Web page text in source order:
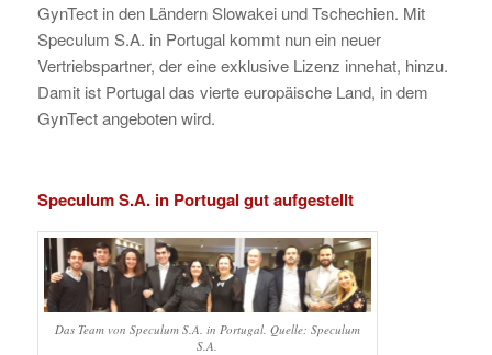
GynTect in den Ländern Slowakei und Tschechien. Mit
Speculum S.A. in Portugal kommt nun ein neuer
Vertriebspartner, der eine exklusive Lizenz innehat, hinzu.
Damit ist Portugal das vierte europäische Land, in dem
GynTect angeboten wird.
Speculum S.A. in Portugal gut aufgestellt
Das Team von Speculum S.A. in Portugal. Quelle: Speculum
S.A.